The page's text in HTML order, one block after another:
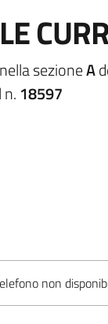
sezioneA
18597
non